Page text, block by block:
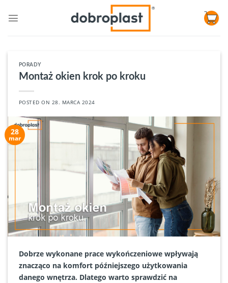
PORADY
Montaż okien krok po kroku
POSTED ON 28. MARCA 2024
28
mar
Dobrze wykonane prace wykończeniowe wpływają
znacząco na komfort późniejszego użytkowania
danego wnętrza. Dlatego warto sprawdzić na